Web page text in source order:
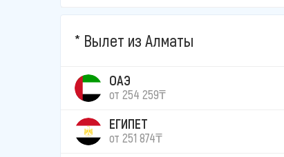
Вылет из Алматы
ОАЭ
от 254 259₸
ЕГИПЕТ
от 251 874₸